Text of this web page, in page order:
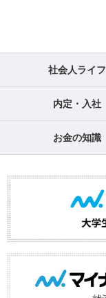
社会人ライフ
内定・入社
お金の知識